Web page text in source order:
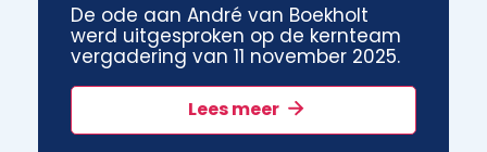
De ode aan André van Boekholt
werd uitgesproken op de kernteam
vergadering van 11 november 2025.
Lees meer